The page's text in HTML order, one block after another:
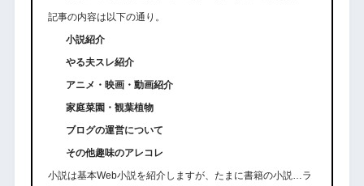
記事の内容は以下の通り。
小説紹介
やる夫スレ紹介
アニメ・映画・動画紹介
家庭菜園・観葉植物
ブログの運営について
その他趣味のアレコレ
小説は基本Web小説を紹介しますが、たまに書籍の小説…ラ